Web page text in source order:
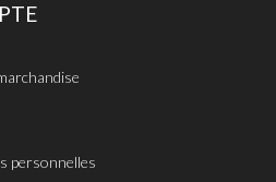
personnelles